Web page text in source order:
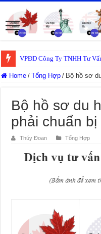
VPĐD Công Ty TNHH Tư
Home / Tổng Hợp / Bộ hồ sơ
Bộ hồ sơ du
phải chuẩn
Thúy Đoan Tổng Hợp